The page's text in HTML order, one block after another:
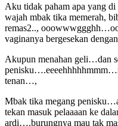
Aku tidak paham apa yang
wajah mbak tika memerah,
remas2..,
vaginanya bergesekan
Akupun menahan geli…dan
tenan…,
Mbak tika megang
tekan masuk pelaaaan ke
ardi….burungnya mau tak